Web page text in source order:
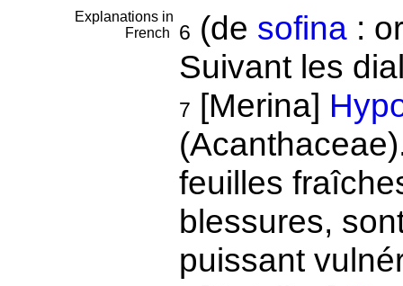
Explanations in
French
6 (de sofina:
Suivant les
7 [Merina]
feuilles
blessures,
puissant